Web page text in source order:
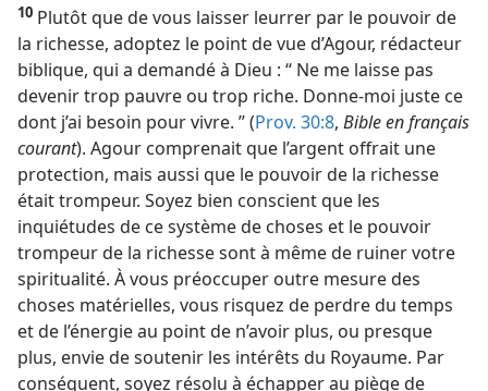
10 Plutôt que de vous laisser leurrer par le pouvoir de
la richesse, adoptez le point de vue d’Agour, rédacteur
biblique, qui a demandé à Dieu : “ Ne me laisse pas
devenir trop pauvre ou trop riche. Donne-​moi juste ce
dont j’ai besoin pour vivre. ” (Prov. 30:8, Bible en français
courant). Agour comprenait que l’argent offrait une
protection, mais aussi que le pouvoir de la richesse
était trompeur. Soyez bien conscient que les
inquiétudes de ce système de choses et le pouvoir
trompeur de la richesse sont à même de ruiner votre
spiritualité. À vous préoccuper outre mesure des
choses matérielles, vous risquez de perdre du temps
et de l’énergie au point de n’avoir plus, ou presque
plus, envie de soutenir les intérêts du Royaume. Par
conséquent, soyez résolu à échapper au piège de